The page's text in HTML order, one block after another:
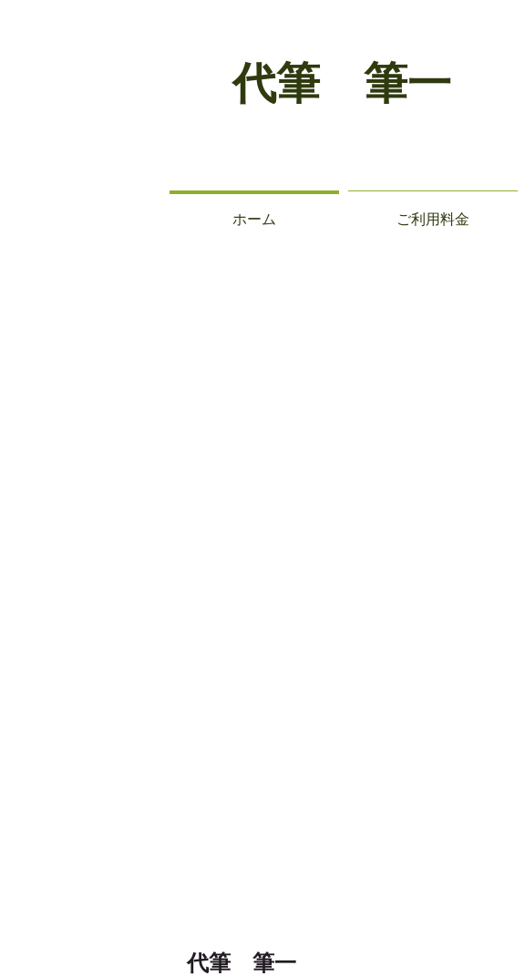
代筆 筆一
ホーム ご利用料金
代筆 筆一